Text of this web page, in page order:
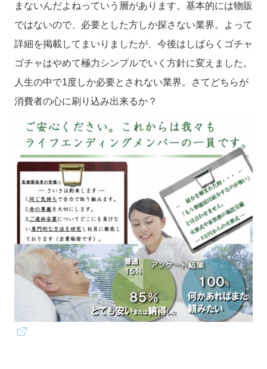
まないんだよねっていう層があります。基本的には物販
ではないので、必要とした方しか探さない業界。よって
詳細を掲載してまいりましたが、今後はしばらくゴチャ
ゴチャはやめて極力シンプルでいく方針に変えました。
人生の中で1度しか必要とされない業界。さてどちらが
消費者の心に刷り込み出来るか？